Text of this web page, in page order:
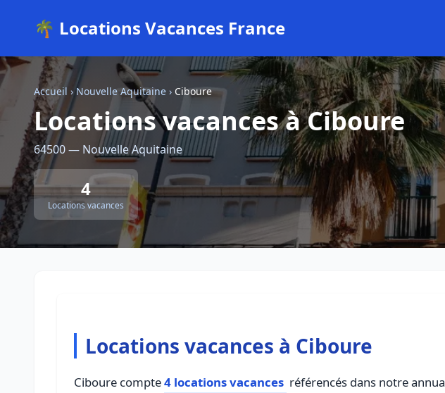
🌴 Locations Vacances France
Accueil › Nouvelle Aquitaine › Ciboure
Locations vacances à Ciboure
64500 — Nouvelle Aquitaine
4
Locations vacances
Locations vacances à Ciboure
Ciboure compte4 locations vacances référencés dans notre